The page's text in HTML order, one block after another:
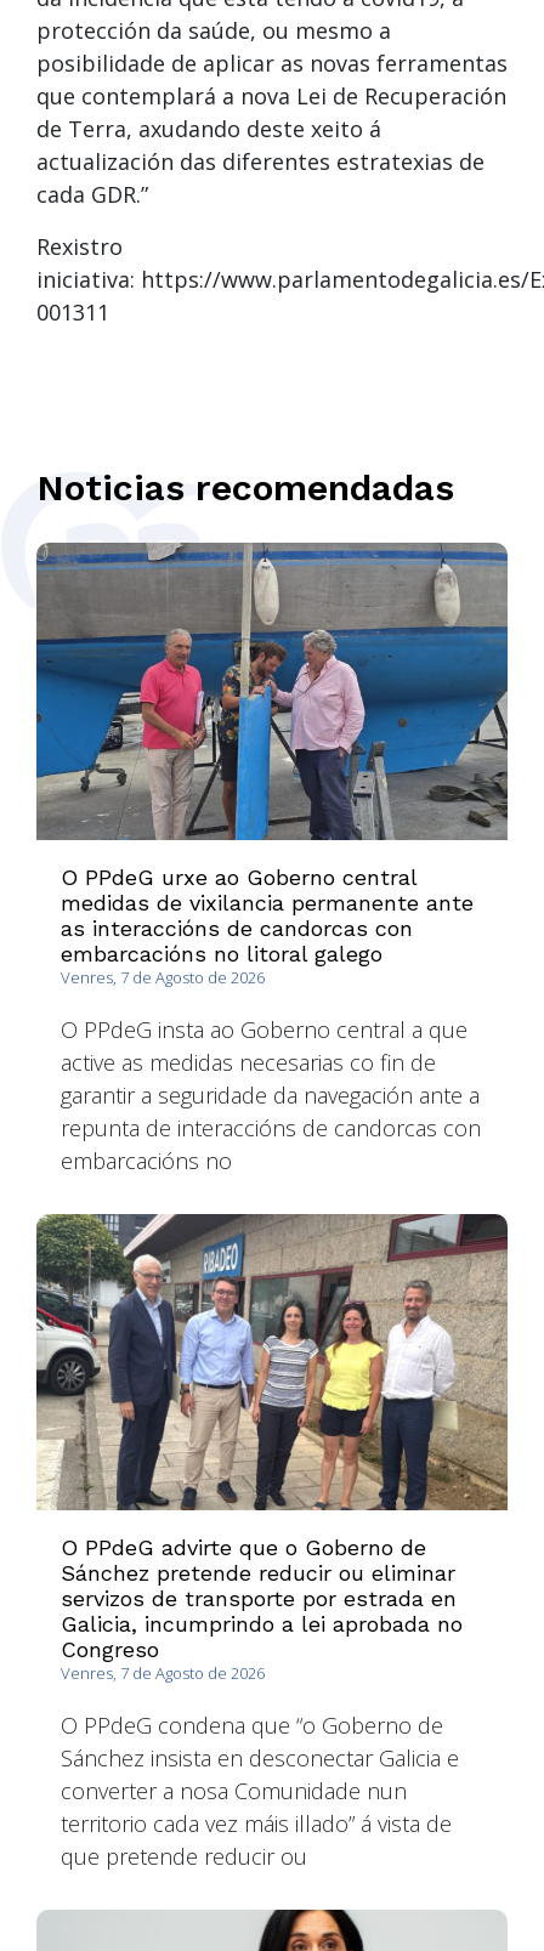
protección da saúde, ou mesmo a
posibilidade de aplicar as novas ferramentas
que contemplará a nova Lei de Recuperación
de Terra, axudando deste xeito á
actualización das diferentes estratexias de
cada GDR.”
Rexistro
iniciativa: https://www.parlamentodegalicia.es/
001311
Noticias recomendadas
O PPdeG urxe ao Goberno central
medidas de vixilancia permanente ante
as interaccións de candorcas con
embarcacións no litoral galego
Venres, 7 de Agosto de 2026
O PPdeG insta ao Goberno central a que
active as medidas necesarias co fin de
garantir a seguridade da navegación ante a
repunta de interaccións de candorcas con
embarcacións no
O PPdeG advirte que o Goberno de
Sánchez pretende reducir ou eliminar
servizos de transporte por estrada en
Galicia, incumprindo a lei aprobada no
Congreso
Venres, 7 de Agosto de 2026
O PPdeG condena que “o Goberno de
Sánchez insista en desconectar Galicia e
converter a nosa Comunidade nun
territorio cada vez máis illado” á vista de
que pretende reducir ou